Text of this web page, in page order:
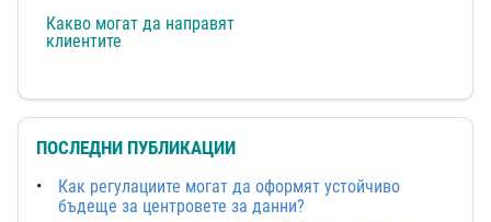
Какво могат да направят
клиентите
ПОСЛЕДНИ ПУБЛИКАЦИИ
Как регулациите могат да оформят устойчиво
бъдеще за центровете за данни?